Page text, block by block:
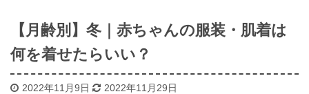
【月齢別】冬｜赤ちゃんの服装・肌着は
何を着せたらいい？
2022年11月9日 2022年11月29日